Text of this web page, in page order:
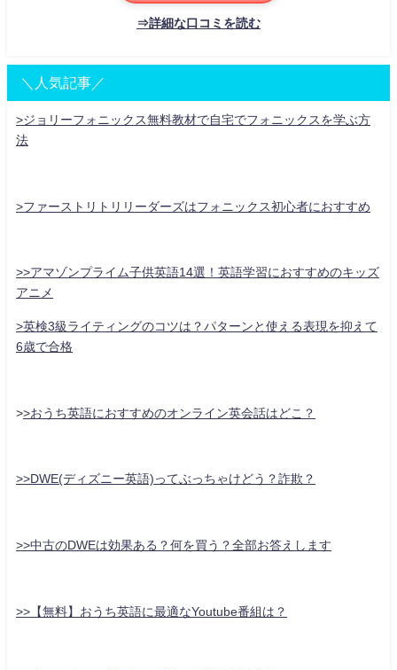
⇒詳細な口コミを読む
＼人気記事／
>ジョリーフォニックス無料教材で自宅でフォニックスを学ぶ方
法
>ファーストリトリリーダーズはフォニックス初心者におすすめ
>>アマゾンプライム子供英語14選！英語学習におすすめのキッズ
アニメ
>英検3級ライティングのコツは？パターンと使える表現を抑えて
6歳で合格
>>おうち英語におすすめのオンライン英会話はどこ？
>>DWE(ディズニー英語)ってぶっちゃけどう？詐欺？
>>中古のDWEは効果ある？何を買う？全部お答えします
>>【無料】おうち英語に最適なYoutube番組は？